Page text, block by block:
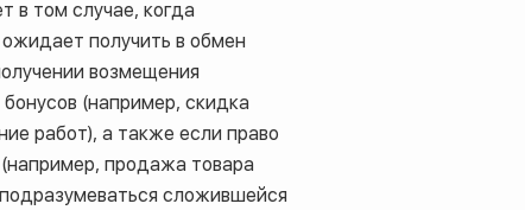
в том случае, когда
получить в обмен
возмещения
(например, скидка
работ), а также если право
продажа товара
сложившейся